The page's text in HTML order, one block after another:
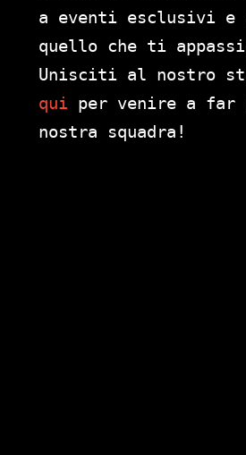
a eventi esclusivi e
quello che ti
Unisciti al nostro
qui per venire a far
nostra squadra!